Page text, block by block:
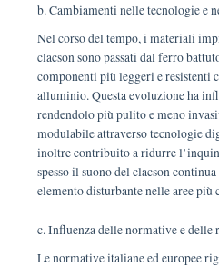
b. Cambiamenti nelle tecnologie e
Nel corso del tempo, i materiali
clacson sono passati dal ferro
componenti più leggeri e resistenti
alluminio. Questa evoluzione ha
rendendolo più pulito e meno
modulabile attraverso tecnologie
inoltre contribuito a ridurre
spesso il suono del clacson
elemento disturbante nelle aree più
c. Influenza delle normative e delle
Le normative italiane ed europee